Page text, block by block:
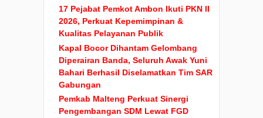
17 Pejabat Pemkot Ambon Ikuti PKN II
2026, Perkuat Kepemimpinan &
Kualitas Pelayanan Publik
Kapal Bocor Dihantam Gelombang
Diperairan Banda, Seluruh Awak Yuni
Bahari Berhasil Diselamatkan Tim SAR
Gabungan
Pemkab Malteng Perkuat Sinergi
Pengembangan SDM Lewat FGD